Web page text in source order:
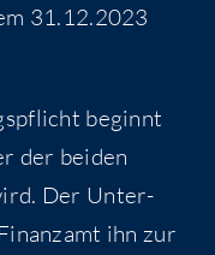
31.12.2023
beginnt
der bei­den
Der Unter­
ihn zur